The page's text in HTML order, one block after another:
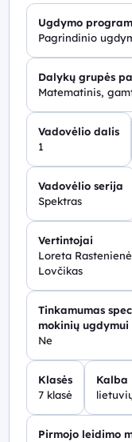
Ugdymo
Pagrindinio
Dalykų grupės
Matematinis,
Vadovėlio dalis
1
Vadovėlio serija
Spektras
Vertintojai
Loreta
Lovčikas
Tinkamumas
mokinių ugdymui
Ne
Klasės
7 klasė
Kalba
Pirmojo leidimo